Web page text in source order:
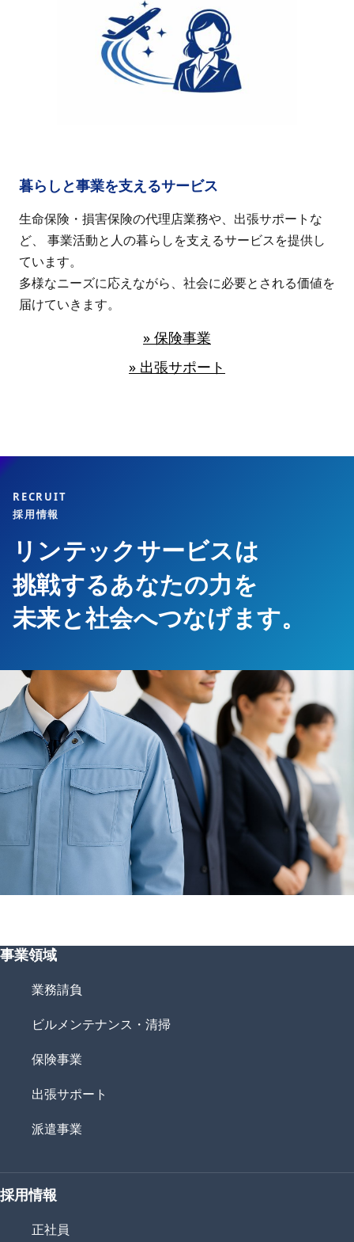
暮らしと事業を支えるサービス
生命保険・損害保険の代理店業務や、出張サポートな
ど、 事業活動と人の暮らしを支えるサービスを提供し
ています。
多様なニーズに応えながら、社会に必要とされる価値を
届けていきます。
» 保険事業
» 出張サポート
RECRUIT
採用情報
リンテックサービスは
挑戦するあなたの力を
未来と社会へつなげます。
事業領域
業務請負
ビルメンテナンス・清掃
保険事業
出張サポート
派遣事業
採用情報
正社員